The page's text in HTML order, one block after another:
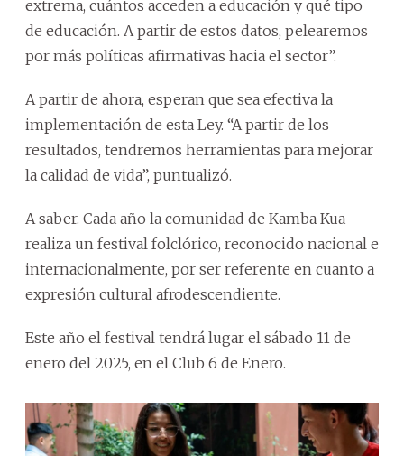
extrema, cuántos acceden a educación y qué tipo
de educación. A partir de estos datos, pelearemos
por más políticas afirmativas hacia el sector”.
A partir de ahora, esperan que sea efectiva la
implementación de esta Ley. “A partir de los
resultados, tendremos herramientas para mejorar
la calidad de vida”, puntualizó.
A saber. Cada año la comunidad de Kamba Kua
realiza un festival folclórico, reconocido nacional e
internacionalmente, por ser referente en cuanto a
expresión cultural afrodescendiente.
Este año el festival tendrá lugar el sábado 11 de
enero del 2025, en el Club 6 de Enero.